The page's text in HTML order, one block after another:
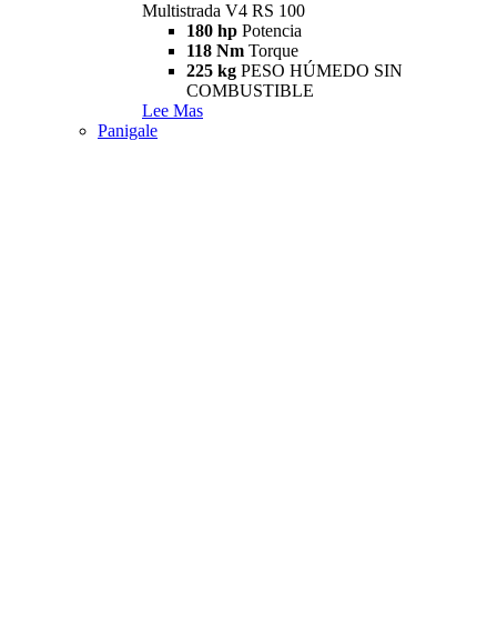
Multistrada V4 RS 100
180 hp Potencia
118 Nm Torque
225 kg PESO HÚMEDO SIN
COMBUSTIBLE
Lee Mas
Panigale